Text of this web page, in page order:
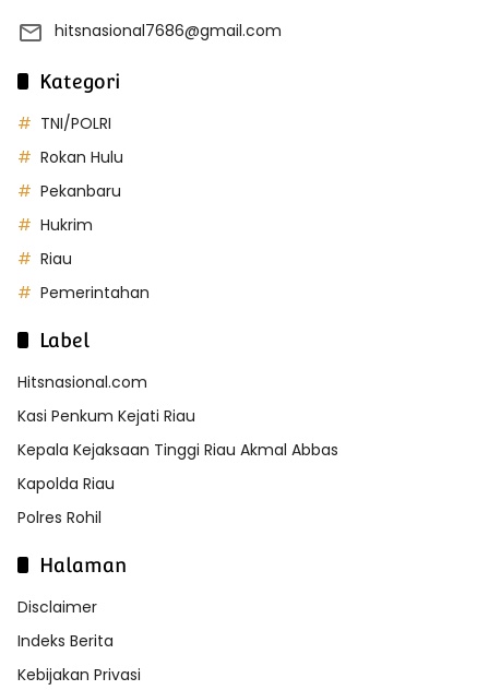
hitsnasional7686@gmail.com
Kategori
TNI/POLRI
Rokan Hulu
Pekanbaru
Hukrim
Riau
Pemerintahan
Label
Hitsnasional.com
Kasi Penkum Kejati Riau
Kepala Kejaksaan Tinggi Riau Akmal Abbas
Kapolda Riau
Polres Rohil
Halaman
Disclaimer
Indeks Berita
Kebijakan Privasi